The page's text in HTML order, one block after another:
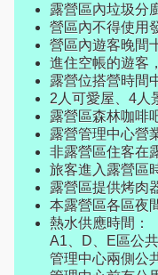
露營區內垃圾分
營區內不得使用
營區內遊客晚間
進住空帳的遊客
露營位搭營時間
2人可愛屋、4人
露營區森林咖啡
露營管理中心營
非露營區住客在
旅客進入露營區
露營區提供烤肉
本露營區各區夜
熱水供應時間：
A1、D、E區公
管理中心兩側公